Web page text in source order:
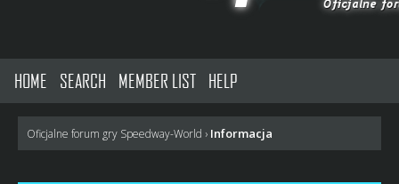
HOME SEARCH MEMBER LIST HELP
Oficjalne forum gry Speedway-World › Informacja